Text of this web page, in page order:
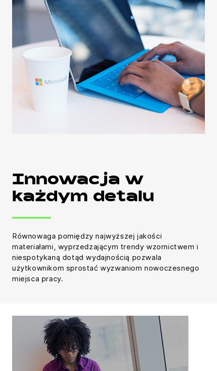
Innowacja w
każdym detalu
Równowaga pomiędzy najwyższej jakości
materiałami, wyprzedzającym trendy wzornictwem i
niespotykaną dotąd wydajnością pozwala
użytkownikom sprostać wyzwaniom nowoczesnego
miejsca pracy.